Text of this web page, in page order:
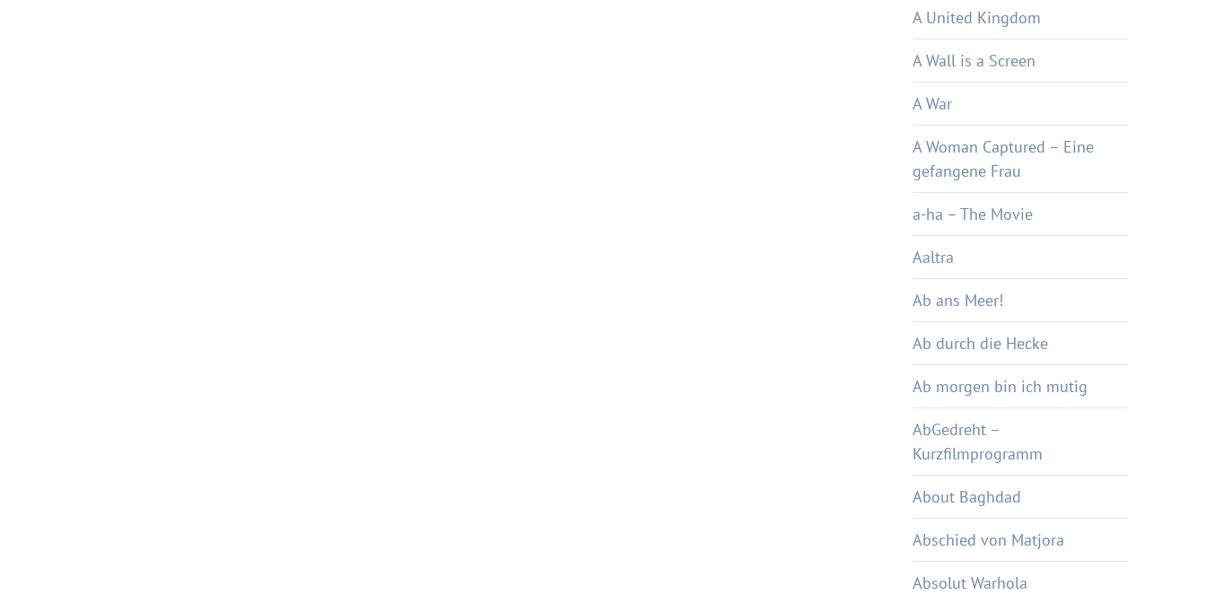
A United Kingdom
A Wall is a Screen
A War
A Woman Captured – Eine
gefangene Frau
a-ha – The Movie
Aaltra
Ab ans Meer!
Ab durch die Hecke
Ab morgen bin ich mutig
AbGedreht –
Kurzfilmprogramm
About Baghdad
Abschied von Matjora
Absolut Warhola